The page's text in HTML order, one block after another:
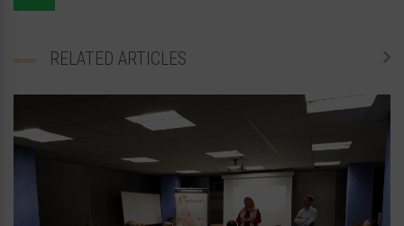
RELATED ARTICLES